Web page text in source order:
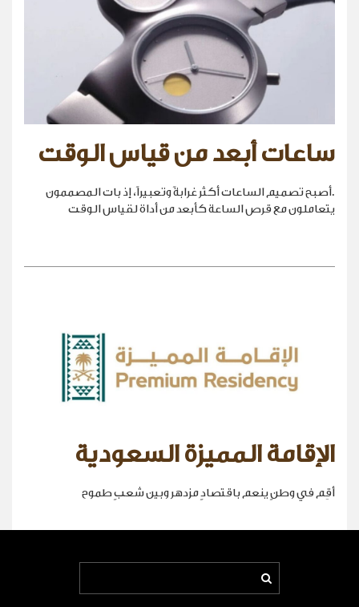
ساعات أبعد من قياس الوقت
.أصبح تصميم الساعات أكثر غرابةً وتعبيراً، إذ بات المصممون
يتعاملون مع قرص الساعة كأبعد من أداة لقياس الوقت
الإقامة المميزة السعودية
أقِم في وطنٍ ينعم باقتصادٍ مزدهر وبين شعبٍ طموح